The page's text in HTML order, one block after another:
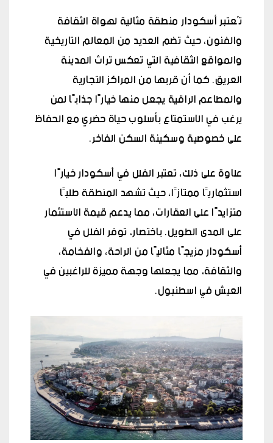
تُعتبر أسكودار منطقة مثالية لهواة الثقافة
والفنون، حيث تضم العديد من المعالم التاريخية
والمواقع الثقافية التي تعكس تراث المدينة
العريق. كما أن قربها من المراكز التجارية
والمطاعم الراقية يجعل منها خيارًا جذابًا لمن
يرغب في الاستمتاع بأسلوب حياة حضري مع الحفاظ
على خصوصية وسكينة السكن الفاخر.
علاوة على ذلك، تعتبر الفلل في أسكودار خيارًا
استثماريًا ممتازًا، حيث تشهد المنطقة طلبًا
متزايدًا على العقارات، مما يدعم قيمة الاستثمار
على المدى الطويل. باختصار، توفر الفلل في
أسكودار مزيجًا مثاليًا من الراحة، والفخامة،
والثقافة، مما يجعلها وجهة مميزة للراغبين في
العيش في اسطنبول.